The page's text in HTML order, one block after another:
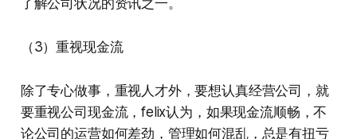
了解公司状况的资讯之一。
（3）重视现金流
除了专心做事，重视人才外，要想认真经营公司，就
要重视公司现金流，felix认为，如果现金流顺畅，不
论公司的运营如何差劲，管理如何混乱，总是有扭亏